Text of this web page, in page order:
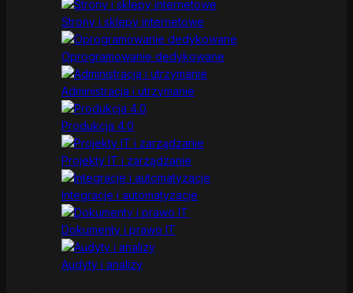
Strony i sklepy internetowe
Oprogramowanie dedykowane
Administracja i utrzymanie
Produkcja 4.0
Projekty IT i zarządzanie
Integracje i automatyzacje
Dokumenty i prawo IT
Audyty i analizy